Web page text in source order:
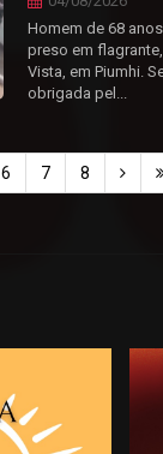
Homem de 68
preso em
Vista, em Piumhi.
obrigada pel...
6 7 8